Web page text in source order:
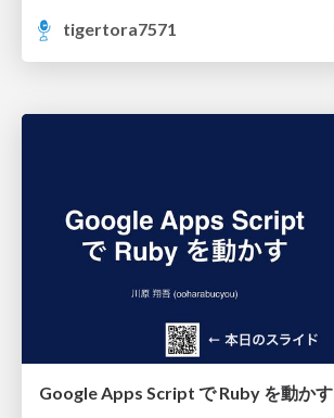
tigertora7571
Google Apps Script で Ruby を動かす